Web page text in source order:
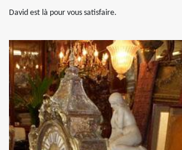
David est là pour vous satisfaire.